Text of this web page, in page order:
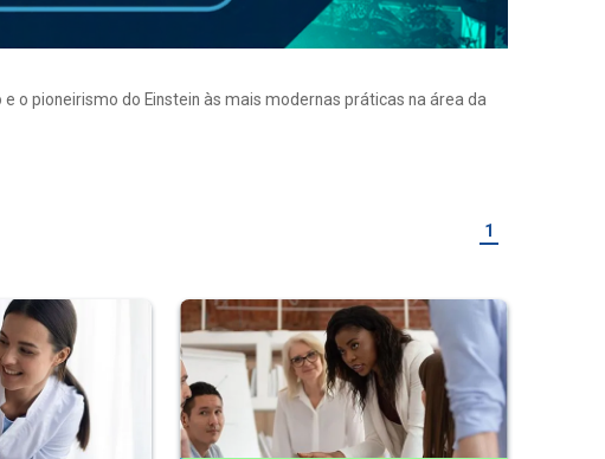
o pioneirismo do Einstein às mais modernas práticas na área da
1